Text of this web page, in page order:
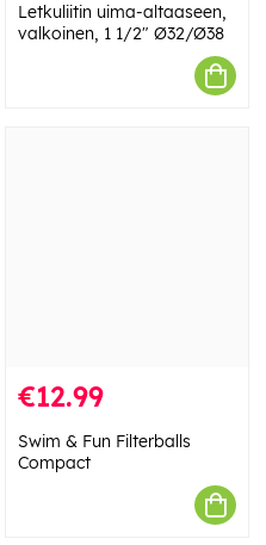
Letkuliitin uima-altaaseen,
valkoinen, 1 1/2" Ø32/Ø38
€12.99
Swim & Fun Filterballs
Compact